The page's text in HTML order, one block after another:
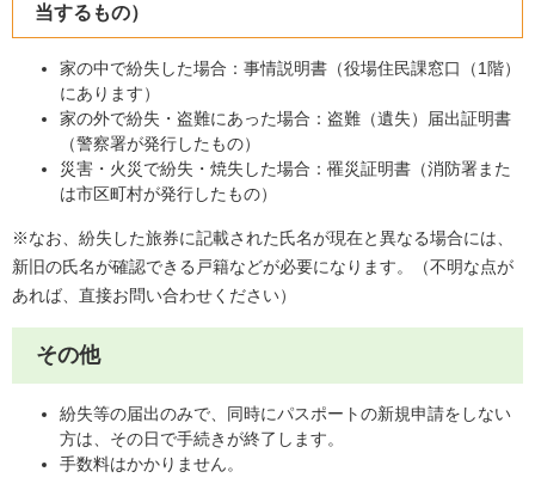
当するもの）
家の中で紛失した場合：事情説明書（役場住民課窓口（1階）
にあります）
家の外で紛失・盗難にあった場合：盗難（遺失）届出証明書
（警察署が発行したもの）
災害・火災で紛失・焼失した場合：罹災証明書（消防署また
は市区町村が発行したもの）
※なお、紛失した旅券に記載された氏名が現在と異なる場合には、
新旧の氏名が確認できる戸籍などが必要になります。（不明な点が
あれば、直接お問い合わせください）
その他
紛失等の届出のみで、同時にパスポートの新規申請をしない
方は、その日で手続きが終了します。
手数料はかかりません。